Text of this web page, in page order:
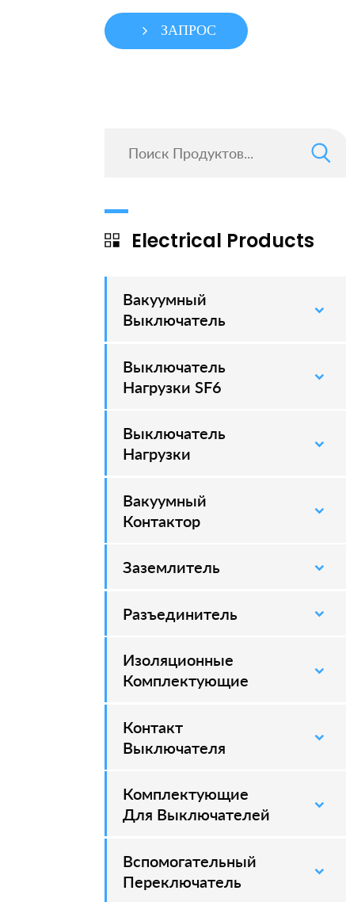
ЗАПРОС
Electrical Products
Вакуумный
Выключатель
–
Выключатель
Нагрузки SF6
–
Выключатель
Нагрузки
–
Вакуумный
Контактор
–
Заземлитель
–
Разъединитель
–
Изоляционные
Комплектующие
–
Контакт
Выключателя
–
Комплектующие
Для Выключателей
–
Вспомогательный
Переключатель
–